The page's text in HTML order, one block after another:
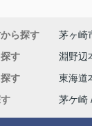
ら探す 茅ヶ崎
す
淵野辺
す
東海道
茅ケ崎